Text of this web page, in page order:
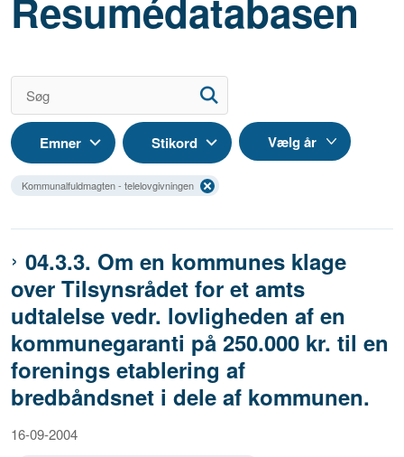
Resumédatabasen
Emner Stikord
Kommunalfuldmagten - telelovgivningen
04.3.3. Om en kommunes klage
over Tilsynsrådet for et amts
udtalelse vedr. lovligheden af en
kommunegaranti på 250.000 kr. til en
forenings etablering af
bredbåndsnet i dele af kommunen.
16-09-2004